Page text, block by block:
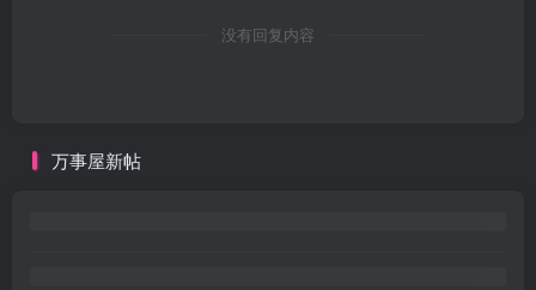
没有回复内容
万事屋新帖